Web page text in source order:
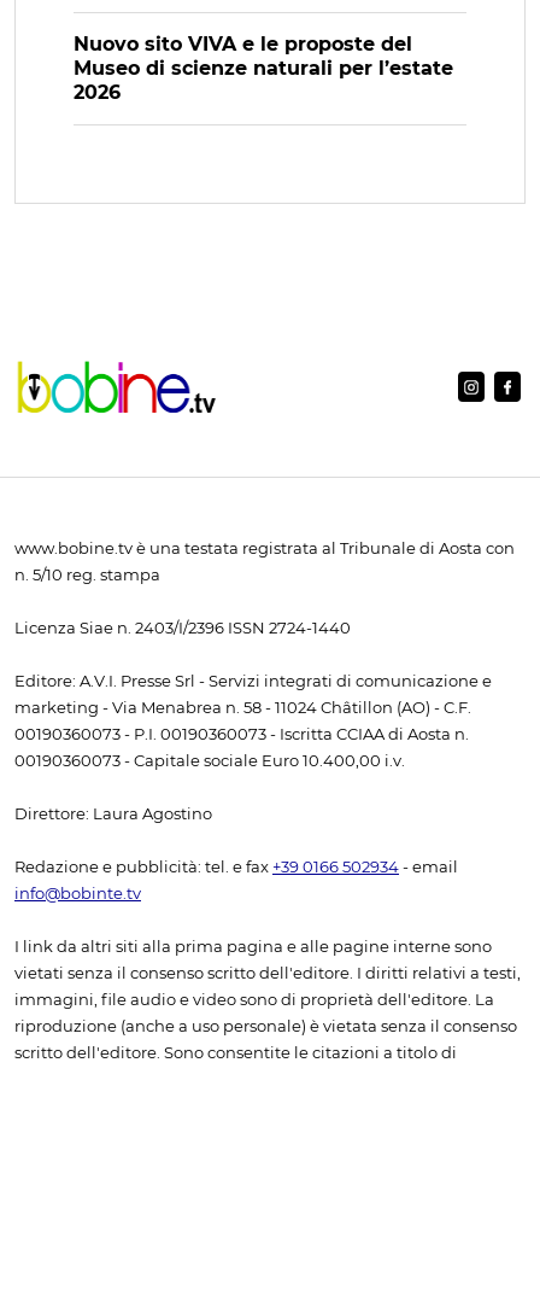
Nuovo sito VIVA e le proposte del
Museo di scienze naturali per l’estate
2026
www.bobine.tv è una testata registrata al Tribunale di Aosta con
n. 5/10 reg. stampa
Licenza Siae n. 2403/I/2396 ISSN 2724-1440
Editore: A.V.I. Presse Srl - Servizi integrati di comunicazione e
marketing - Via Menabrea n. 58 - 11024 Châtillon (AO) - C.F.
00190360073 - P.I. 00190360073 - Iscritta CCIAA di Aosta n.
00190360073 - Capitale sociale Euro 10.400,00 i.v.
Direttore: Laura Agostino
Redazione e pubblicità: tel. e fax +39 0166 502934 - email
info@bobinte.tv
I link da altri siti alla prima pagina e alle pagine interne sono
vietati senza il consenso scritto dell'editore. I diritti relativi a testi,
immagini, file audio e video sono di proprietà dell'editore. La
riproduzione (anche a uso personale) è vietata senza il consenso
scritto dell'editore. Sono consentite le citazioni a titolo di